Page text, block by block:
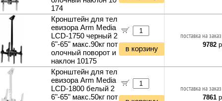
174
Кронштейн для тел
евизора Arm Media
LCD-1750 черный 2
6"-65" макс.90кг пот
олочный поворот и
наклон 10175
в корзину
поставка на
9782
Кронштейн для тел
евизора Arm Media
LCD-1800 белый 2
6"-65" макс.50кг пот
поставка на
7861